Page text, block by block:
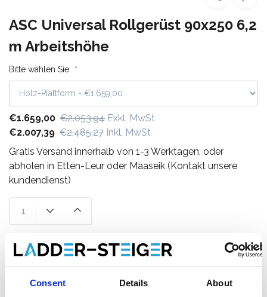
Consent Details About
ASC Universal Rollgerüst 90x250 6,2
m Arbeitshöhe
Bitte wählen Sie: *
€1.659,00 €2.053,94 Exkl. MwSt
€2.007,39 €2.485,27 Inkl. MwSt
Gratis Versand innerhalb von 1-3 Werktagen, oder
abholen in Etten-Leur oder Maaseik (Kontakt unsere
kundendienst)
Zum Warenkorb hinzufügen
Zum Angebot hinzufügen